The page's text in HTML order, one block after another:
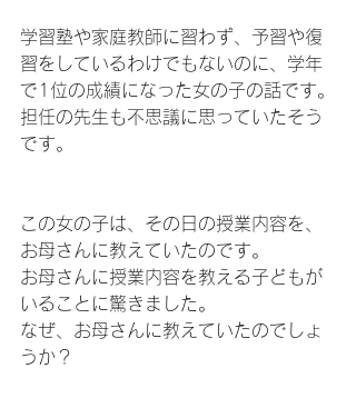
学習塾や家庭教師に習わず、予習や復
習をしているわけでもないのに、学年
で1位の成績になった女の子の話です。
担任の先生も不思議に思っていたそう
です。
この女の子は、その日の授業内容を、
お母さんに教えていたのです。
お母さんに授業内容を教える子どもが
いることに驚きました。
なぜ、お母さんに教えていたのでしょ
うか？